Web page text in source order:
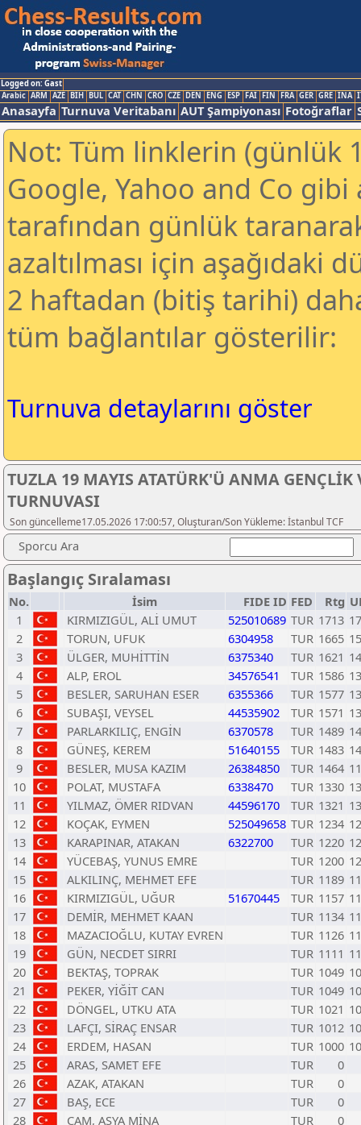
Logged on: Gast
Arabic ARM AZE BIH BUL CAT CHN CRO CZE DEN ENG ESP FAI FIN FRA GER GRE INA
Anasayfa Turnuva Veritabanı AUT Şampiyonası Fotoğraflar
Not: Tüm linklerin (günlük
Google, Yahoo and Co
tarafından günlük
azaltılması için aşağıdaki
2 haftadan (bitiş tarihi)
tüm bağlantılar gösterilir:
Turnuva detaylarını göster
TUZLA 19 MAYIS ATATÜRK'Ü ANMA GENÇLİK
TURNUVASI
Son güncelleme17.05.2026 17:00:57, Oluşturan/Son Yükleme: İstanbul TCF
Sporcu Ara
Başlangıç Sıralaması
No. İsim FIDE ID FED Rtg
1
KIRMIZIGÜL, ALİ UMUT 525010689 TUR 1713
2
TORUN, UFUK 6304958 TUR 1665
3
ÜLGER, MUHİTTİN 6375340 TUR 1621
4
ALP, EROL 34576541 TUR 1586
5
BESLER, SARUHAN ESER 6355366 TUR 1577
6
SUBAŞI, VEYSEL 44535902 TUR 1571
7
PARLARKILIÇ, ENGİN 6370578 TUR 1489
8
GÜNEŞ, KEREM 51640155 TUR 1483
9
BESLER, MUSA KAZIM 26384850 TUR 1464
10
POLAT, MUSTAFA 6338470 TUR 1330
11
YILMAZ, ÖMER RIDVAN 44596170 TUR 1321
12
KOÇAK, EYMEN 525049658 TUR 1234
13
KARAPINAR, ATAKAN 6322700 TUR 1220
14
YÜCEBAŞ, YUNUS EMRE TUR 1200
15
ALKILINÇ, MEHMET EFE TUR 1189
16
KIRMIZIGÜL, UĞUR 51670445 TUR 1157
17
DEMİR, MEHMET KAAN TUR 1134
18
MAZACIOĞLU, KUTAY EVREN TUR 1126
19
GÜN, NECDET SIRRI TUR 1111
20
BEKTAŞ, TOPRAK TUR 1049
21
PEKER, YİĞİT CAN TUR 1049
22
DÖNGEL, UTKU ATA TUR 1021
23
LAFÇI, SİRAÇ ENSAR TUR 1012
24
ERDEM, HASAN TUR 1000
25
ARAS, SAMET EFE TUR
0
26
AZAK, ATAKAN TUR
0
27
BAŞ, ECE TUR
0
28
ÇAM, ASYA MİNA TUR
0